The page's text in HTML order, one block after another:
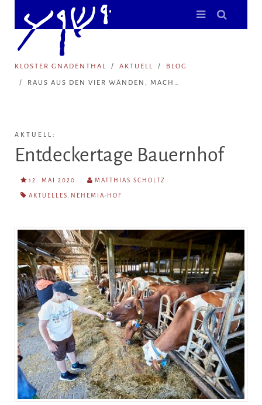
KLOSTER GNADENTHAL AKTUELL BLOG
RAUS AUS DEN VIER WÄNDEN, MACH…
AKTUELL:
Entdeckertage Bauernhof
12. MAI 2020 MATTHIAS SCHOLTZ
AKTUELLES NEHEMIA-HOF